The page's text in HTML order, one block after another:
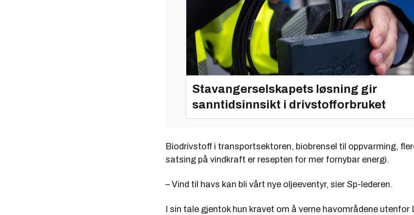
Stavangerselskapets løsning gir
sanntidsinnsikt i drivstofforbruket
Biodrivstoff i transportsektoren, biobrensel til oppvarming,
satsing på vindkraft er resepten for mer fornybar energi.
– Vind til havs kan bli vårt nye oljeeventyr, sier Sp-lederen.
I sin tale gjentok hun kravet om å verne havområdene